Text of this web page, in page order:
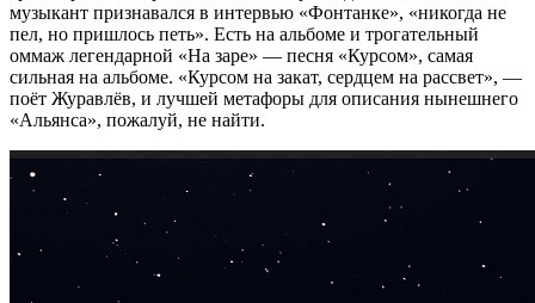
музыкант признавался в интервью «Фонтанке», «никогда не
пел, но пришлось петь». Есть на альбоме и трогательный
оммаж легендарной «На заре» — песня «Курсом», самая
сильная на альбоме. «Курсом на закат, сердцем на рассвет», —
поёт Журавлёв, и лучшей метафоры для описания нынешнего
«Альянса», пожалуй, не найти.